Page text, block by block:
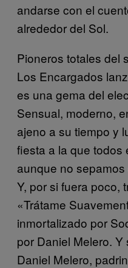
andarse con el
alrededor del Sol.
Pioneros totales del
Los Encargados
es una gema del
Sensual, moderno,
ajeno a su tiempo y
fiesta a la que todos
aunque no
Y, por si fuera poco,
«Trátame
inmortalizado por
por Daniel Melero.
Daniel Melero,